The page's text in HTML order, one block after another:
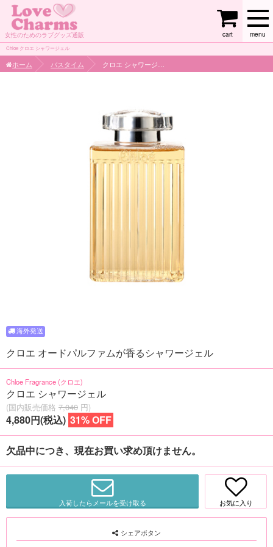
女性のためのラブグッズ通販 menu
cart
Chloe クロエ シャワージェル
ホーム バスタイム
クロエ オードパルファムが香るシャワージェル
Chloe Fragrance (クロエ)
クロエ シャワージェル
(国内販売価格 7,040 円)
4,880円(税込) 31% OFF
欠品中につき、現在お買い求め頂けません。
入荷したらメールを受け取る お気に入り
シェアボタン